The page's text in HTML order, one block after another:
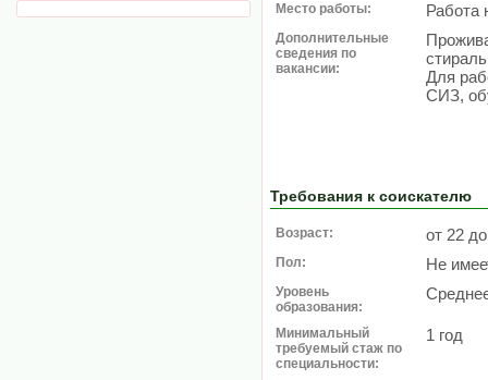
Место работы: Работа
Дополнительные
сведения по
вакансии:
Для
СИЗ,
Требования к соискателю
Возраст: от 22
Пол: Не
Уровень
образования:
Минимальный
требуемый стаж по
специальности:
1 год